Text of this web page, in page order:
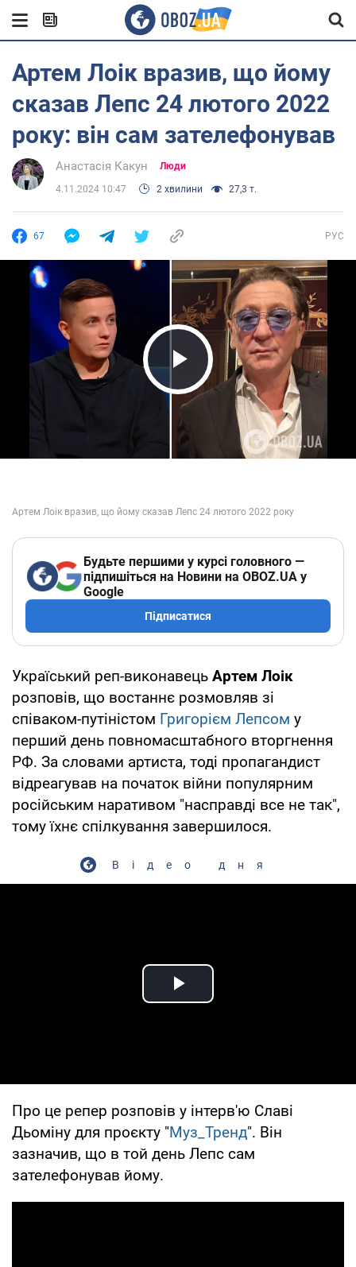
Артем Лоік вразив, що йому
сказав Лепс 24 лютого 2022
року: він сам зателефонував
Анастасія Какун Люди
4.11.2024 10:47 2 хвилини 27,3 т.
67 РУС
Play Video
Будьте першими у курсі головного —
підпишіться на Новини на OBOZ.UA у
Google
Підписатися
Україський реп-виконавець Артем Лоік
розповів, що востаннє розмовляв зі
співаком-путіністом Григорієм Лепсом у
перший день повномасштабного вторгнення
РФ. За словами артиста, тоді пропагандист
відреагував на початок війни популярним
російським наративом "насправді все не так",
тому їхнє спілкування завершилося.
Відео дня
Play Video
Про це репер розповів у інтерв'ю Славі
Дьоміну для проєкту "Муз_Тренд". Він
зазначив, що в той день Лепс сам
зателефонував йому.